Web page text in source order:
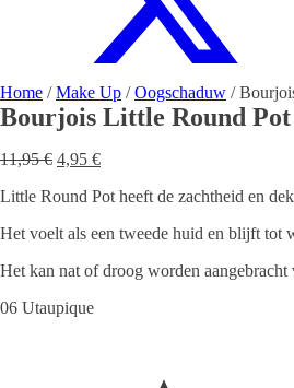
Home /Make Up /Oogschaduw /
Bourjois Little Round Pot
11,95€ Oorspronkelijke
was:
4,95 €Huidige
is:
Little Round Pot heeft de zachtheid en
Het voelt als een tweede huid en blijft tot
Het kan nat of droog worden
06 Utaupique